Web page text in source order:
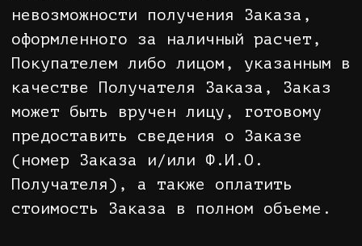
счет Покупателя, с которого
производилась оплата (в случае
оплаты банковской картой на Сайте).
7.6.4. Возврат наличных денежных
средств осуществляется только лицу,
указанному в заявлении на возврат,
либо лицу, уполномоченному на
получение денежных средств
нотариально удостоверенной
доверенностью.
7.6.5. В любом случае при оплате